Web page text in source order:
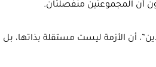
أن المجموعتين منفصلتان.
أن الأزمة ليست مستقلة بذاتها، بل